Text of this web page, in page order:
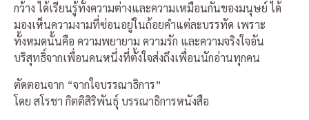
กว้าง ได้เรียนรู้ทั้งความต่างและความเหมือนกันของมนุษย์ ได้
มองเห็นความงามที่ซ่อนอยู่ในถ้อยคำแต่ละบรรทัด เพราะ
ทั้งหมดนั้นคือ ความพยายาม ความรัก และความจริงใจอัน
บริสุทธิ์จากเพื่อนคนหนึ่งที่ตั้งใจส่งถึงเพื่อนนักอ่านทุกคน
ตัดตอนจาก “จากใจบรรณาธิการ”
โดย สโรชา กิตติสิริพันธุ์ บรรณาธิการหนังสือ